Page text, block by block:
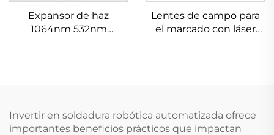
Expansor de haz
1064nm 532nm
Lentes de campo para
el marcado con láser
Invertir en soldadura robótica automatizada ofrece
importantes beneficios prácticos que impactan